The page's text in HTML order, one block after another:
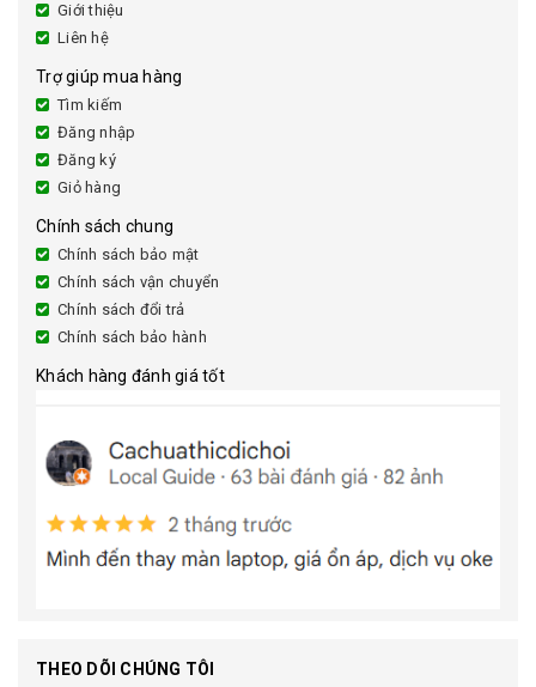
Giới thiệu
Liên hệ
Trợ giúp mua hàng
Tìm kiếm
Đăng nhập
Đăng ký
Giỏ hàng
Chính sách chung
Chính sách bảo mật
Chính sách vận chuyển
Chính sách đổi trả
Chính sách bảo hành
Khách hàng đánh giá tốt
THEO DÕI CHÚNG TÔI